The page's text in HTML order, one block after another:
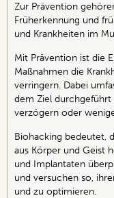
Zur Prävention
Früherkennung und
und Krankheiten im
Mit Prävention ist die
Maßnahmen die
verringern. Dabei
dem Ziel durchgeführt
verzögern oder
Biohacking bedeutet,
aus Körper und Geist
und Implantaten
und versuchen so,
und zu optimieren.